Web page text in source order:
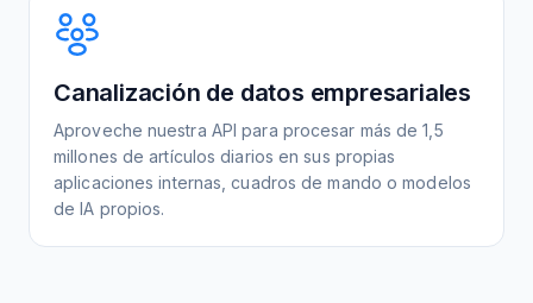
Canalización de datos empresariales
Aproveche nuestra API para procesar más de 1,5
millones de artículos diarios en sus propias
aplicaciones internas, cuadros de mando o modelos
de IA propios.